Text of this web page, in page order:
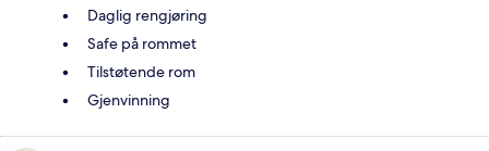
Daglig rengjøring
Safe på rommet
Tilstøtende rom
Gjenvinning